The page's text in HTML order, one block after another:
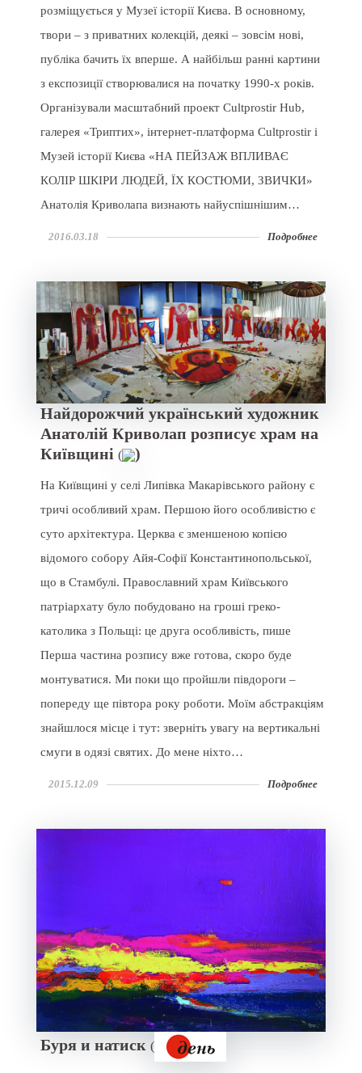
розміщується у Музеї історії Києва. В основному,
твори – з приватних колекцій, деякі – зовсім нові,
публіка бачить їх вперше. А найбільш ранні картини
з експозиції створювалися на початку 1990-х років.
Організували масштабний проект Cultprostir Hub,
галерея «Триптих», інтернет-платформа Cultprostir і
Музей історії Києва «НА ПЕЙЗАЖ ВПЛИВАЄ
КОЛІР ШКІРИ ЛЮДЕЙ, ЇХ КОСТЮМИ, ЗВИЧКИ»
Анатолія Криволапа визнають найуспішнішим…
2016.03.18 Подробнее
Найдорожчий український художник
Анатолій Криволап розписує храм на
Київщині ( )
На Київщині у селі Липівка Макарівського району є
тричі особливий храм. Першою його особливістю є
суто архітектура. Церква є зменшеною копією
відомого собору Айя-Софії Константинопольської,
що в Стамбулі. Православний храм Київського
патріархату було побудовано на гроші греко-
католика з Польщі: це друга особливість, пише
Перша частина розпису вже готова, скоро буде
монтуватися. Ми поки що пройшли півдороги –
попереду ще півтора року роботи. Моїм абстракціям
знайшлося місце і тут: зверніть увагу на вертикальні
смуги в одязі святих. До мене ніхто…
2015.12.09 Подробнее
Буря и натиск (